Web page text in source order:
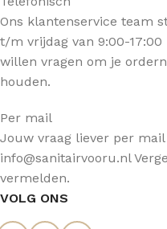
Ons klantenservice team
t/m vrijdag van 9:00-17:00
willen vragen om je
houden.
Per mail
Jouw vraag liever per
info@sanitairvooru.nl
vermelden.
VOLG ONS